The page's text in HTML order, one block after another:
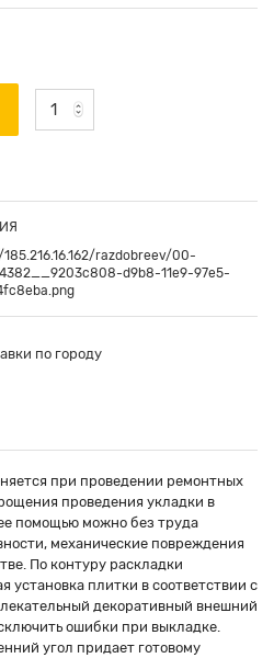
razdobreev/00-
d9b8-11e9-97e5-
по городу
при проведении ремонтных
проведения укладки в
помощью можно без труда
механические повреждения
По контуру раскладки
установка плитки в соответствии с
декоративный внешний
ошибки при выкладке.
угол придает готовому